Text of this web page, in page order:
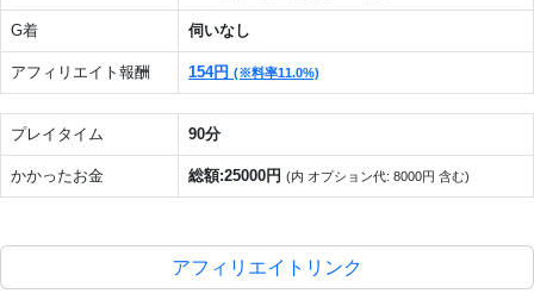
G着 伺いなし
アフィリエイト報酬 154円 (※料率11.0%)
プレイタイム 90分
かかったお金 総額:25000円 (内 オプション代: 8000円 含む)
アフィリエイトリンク